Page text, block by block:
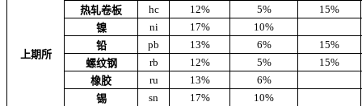
上期所
热轧卷板
hc 12% 5%
15%
镍
ni 17%
10%
铅
pb 13% 6%
15%
螺纹钢
rb 12% 5%
15%
橡胶
ru 13%
6%
锡
sn 17%
10%